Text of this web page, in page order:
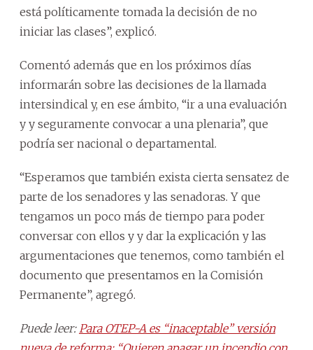
está políticamente tomada la decisión de no
iniciar las clases”, explicó.
Comentó además que en los próximos días
informarán sobre las decisiones de la llamada
intersindical y, en ese ámbito, “ir a una evaluación
y y seguramente convocar a una plenaria”, que
podría ser nacional o departamental.
“Esperamos que también exista cierta sensatez de
parte de los senadores y las senadoras. Y que
tengamos un poco más de tiempo para poder
conversar con ellos y y dar la explicación y las
argumentaciones que tenemos, como también el
documento que presentamos en la Comisión
Permanente”, agregó.
Puede leer: Para OTEP-A es “inaceptable” versión